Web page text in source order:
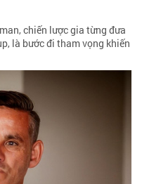
chiến lược gia từng đưa
là bước đi tham vọng khiến